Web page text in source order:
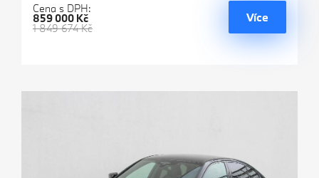
Cena s DPH:
1 849 674 Kč
859 000 Kč Více